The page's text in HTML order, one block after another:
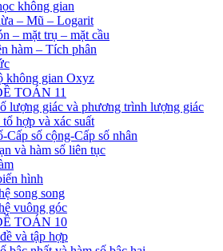
không gian
– Mũ – Logarit
– mặt trụ – mặt cầu
hàm – Tích phân
không gian Oxyz
TOÁN 11
lượng giác và phương trình lượng giác
hợp và xác suất
Cấp số cộng-Cấp số nhân
và hàm số liên tục
hình
song song
vuông góc
TOÁN 10
và tập hợp